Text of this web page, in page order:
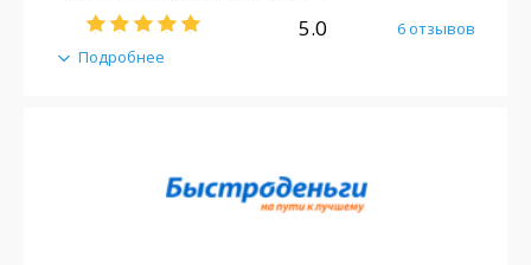
Подробнее
5.0 6 отзывов